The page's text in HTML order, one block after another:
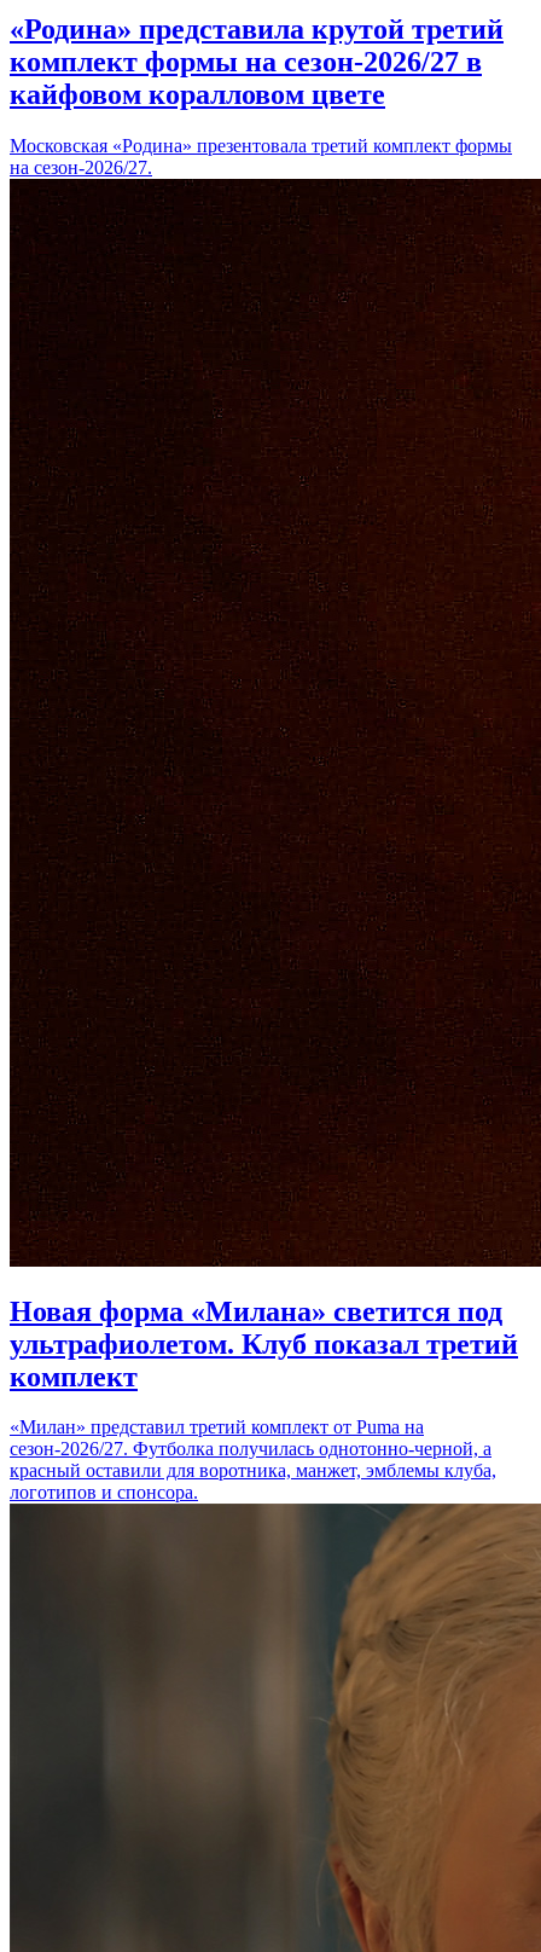
«Родина» представила крутой третий
комплект формы на сезон-2026/27 в
кайфовом коралловом цвете
Московская «Родина» презентовала третий комплект формы
на сезон-2026/27.
Новая форма «Милана» светится под
ультрафиолетом. Клуб показал третий
комплект
«Милан» представил третий комплект от Puma на
сезон-2026/27. Футболка получилась однотонно-черной, а
красный оставили для воротника, манжет, эмблемы клуба,
логотипов и спонсора.